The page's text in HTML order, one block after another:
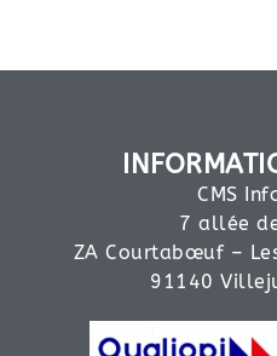
CMS
7 allée
ZA Courtabœuf –
91140